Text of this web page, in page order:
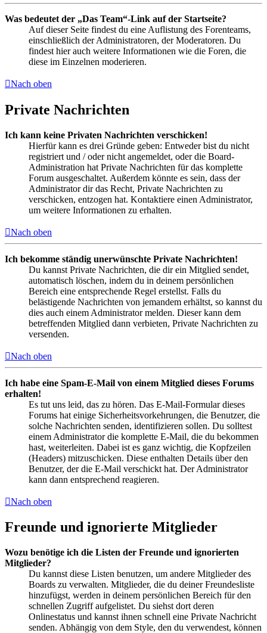
Was bedeutet der „Das Team“-Link auf der Startseite?
Auf dieser Seite findest du eine Auflistung des Forenteams,
einschließlich der Administratoren, der Moderatoren. Du
findest hier auch weitere Informationen wie die Foren, die
diese im Einzelnen moderieren.
Nach oben
Private Nachrichten
Ich kann keine Privaten Nachrichten verschicken!
Hierfür kann es drei Gründe geben: Entweder bist du nicht
registriert und / oder nicht angemeldet, oder die Board-
Administration hat Private Nachrichten für das komplette
Forum ausgeschaltet. Außerdem könnte es sein, dass der
Administrator dir das Recht, Private Nachrichten zu
verschicken, entzogen hat. Kontaktiere einen Administrator,
um weitere Informationen zu erhalten.
Nach oben
Ich bekomme ständig unerwünschte Private Nachrichten!
Du kannst Private Nachrichten, die dir ein Mitglied sendet,
automatisch löschen, indem du in deinem persönlichen
Bereich eine entsprechende Regel erstellst. Falls du
belästigende Nachrichten von jemandem erhältst, so kannst du
dies auch einem Administrator melden. Dieser kann dem
betreffenden Mitglied dann verbieten, Private Nachrichten zu
versenden.
Nach oben
Ich habe eine Spam-E-Mail von einem Mitglied dieses Forums
erhalten!
Es tut uns leid, das zu hören. Das E-Mail-Formular dieses
Forums hat einige Sicherheitsvorkehrungen, die Benutzer, die
solche Nachrichten senden, identifizieren sollen. Du solltest
einem Administrator die komplette E-Mail, die du bekommen
hast, weiterleiten. Dabei ist es ganz wichtig, die Kopfzeilen
(Headers) mitzuschicken. Diese enthalten Details über den
Benutzer, der die E-Mail verschickt hat. Der Administrator
kann dann entsprechend reagieren.
Nach oben
Freunde und ignorierte Mitglieder
Wozu benötige ich die Listen der Freunde und ignorierten
Mitglieder?
Du kannst diese Listen benutzen, um andere Mitglieder des
Boards zu verwalten. Mitglieder, die du deiner Freundesliste
hinzufügst, werden in deinem persönlichen Bereich für den
schnellen Zugriff aufgelistet. Du siehst dort deren
Onlinestatus und kannst ihnen schnell eine Private Nachricht
senden. Abhängig von dem Style, den du verwendest, können